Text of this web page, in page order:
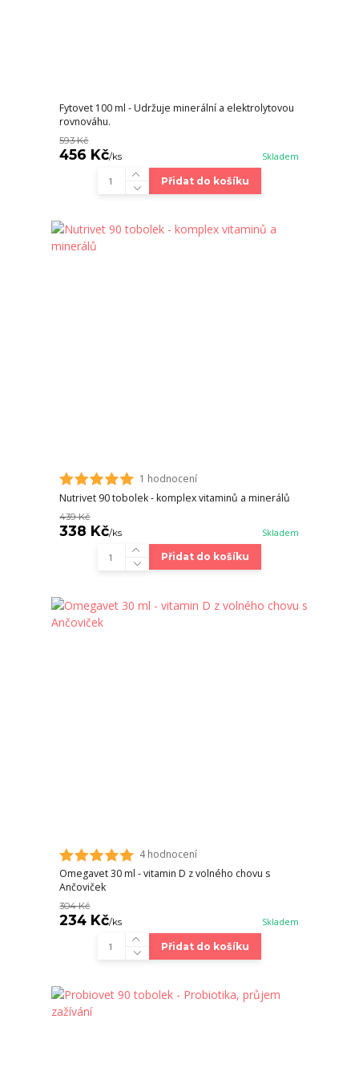
Fytovet 100 ml - Udržuje minerální a elektrolytovou
rovnováhu.
593 Kč
456 Kč/ks Skladem
Přidat do košíku
1 hodnocení
Nutrivet 90 tobolek - komplex vitaminů a minerálů
439 Kč
338 Kč/ks Skladem
Přidat do košíku
4 hodnocení
Omegavet 30 ml - vitamin D z volného chovu s
Ančoviček
304 Kč
234 Kč/ks Skladem
Přidat do košíku